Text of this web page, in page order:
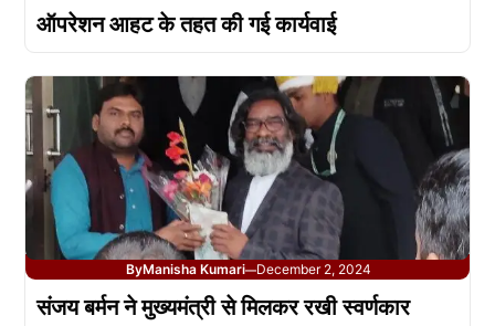
ऑपरेशन आहट के तहत की गई कार्यवाई
ByManisha Kumari—December 2, 2024
संजय बर्मन ने मुख्यमंत्री से मिलकर रखी स्वर्णकार